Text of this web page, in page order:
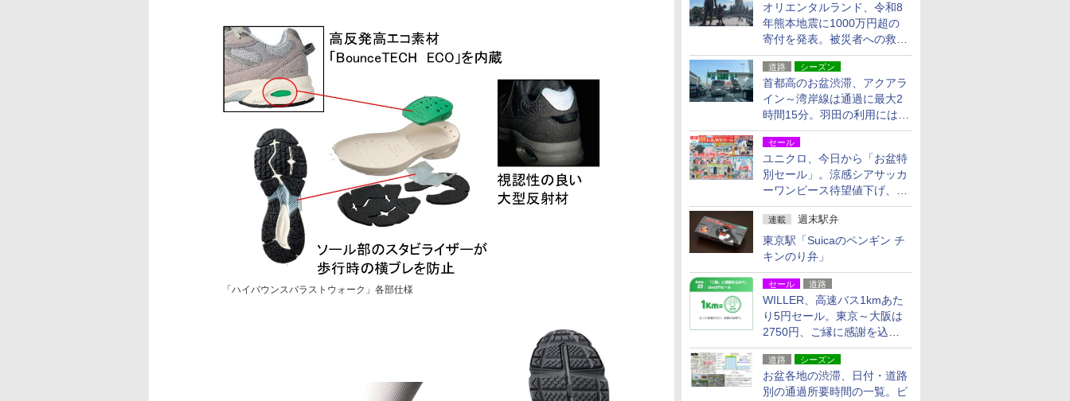
オリエンタルランド、令和8
年熊本地震に1000万円超の
寄付を発表。被災者への救援
活動・復旧支援
道路 シーズン
首都高のお盆渋滞、アクアラ
イン～湾岸線は通過に最大2
時間15分。羽田の利用には
「空港西出口」の利用検討を
セール
ユニクロ、今日から「お盆特
別セール」。涼感シアサッカ
ーワンピース待望値下げ、撥
水ギアショーツは1990円に
連載 週末駅弁
東京駅「Suicaのペンギン チ
キンのり弁」
セール 道路
WILLER、高速バス1kmあた
り5円セール。東京～大阪は
2750円、ご縁に感謝を込め
た20周年記念キャンペーン
道路 シーズン
お盆各地の渋滞、日付・道路
別の通過所要時間の一覧。ピ
「ハイバウンスバラストウォーク」各部仕様